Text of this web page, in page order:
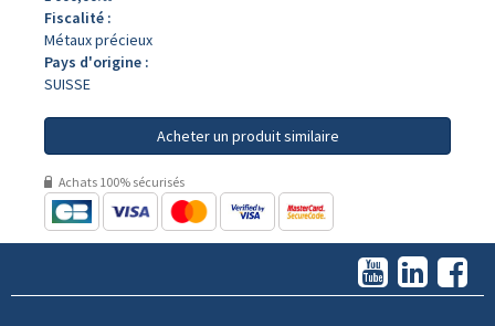
Fiscalité :
Métaux précieux
Pays d'origine :
SUISSE
Acheter un produit similaire
Achats 100% sécurisés